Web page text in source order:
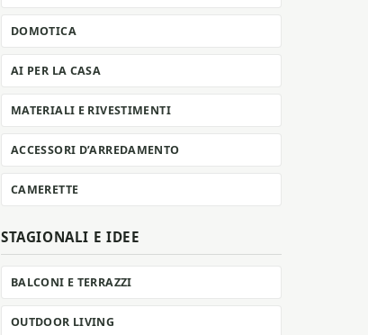
DOMOTICA
AI PER LA CASA
MATERIALI E RIVESTIMENTI
ACCESSORI D’ARREDAMENTO
CAMERETTE
STAGIONALI E IDEE
BALCONI E TERRAZZI
OUTDOOR LIVING